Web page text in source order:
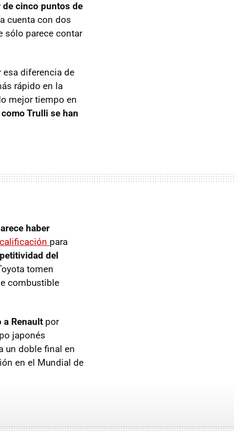
de cinco puntos de
cuenta con dos
sólo parece contar
esa diferencia de
rápido en la
mejor tiempo en
Trulli se han
haber
para
del
tomen
combustible
Renault por
japonés
un doble final en
en el Mundial de